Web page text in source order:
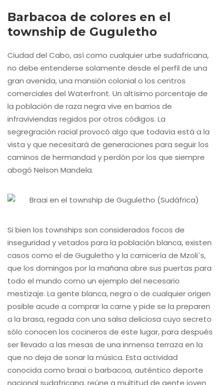
Barbacoa de colores en el
township de Guguletho
Ciudad del Cabo, así como cualquier urbe sudafricana,
no debe entenderse solamente desde el perfil de una
gran avenida, una mansión colonial o los centros
comerciales del Waterfront. Un altísimo porcentaje de
la población de raza negra vive en barrios de
infraviviendas regidos por otros códigos. La
segregración racial provocó algo que todavía está a la
vista y que necesitará de generaciones para seguir los
caminos de hermandad y perdón por los que siempre
abogó Nelson Mandela.
Si bien los townships son considerados focos de
inseguridad y vetados para la población blanca, existen
casos como el de Guguletho y la carnicería de Mzoli´s,
que los domingos por la mañana abre sus puertas para
todo el mundo como un ejemplo del necesario
mestizaje. La gente blanca, negra o de cualquier origen
posible acude a comprar la carne y pide se la preparen
a la brasa, regada con una salsa deliciosa cuyo secreto
sólo conocen los cocineros de este lugar, para después
ser llevado a las mesas de una inmensa terraza en la
que no deja de sonar la música. Esta actividad
conocida como braai o barbacoa, auténtico deporte
nacional sudafricana, reúne a multitud de gente joven